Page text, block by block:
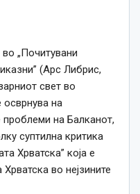
„Почитувани
(Арс Либрис,
свет во
осврнува на
проблеми на Балканот,
суптилна критика
Хрватска” која е
во нејзините